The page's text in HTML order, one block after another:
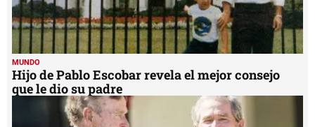
MUNDO
Hijo de Pablo Escobar revela el mejor consejo
que le dio su padre